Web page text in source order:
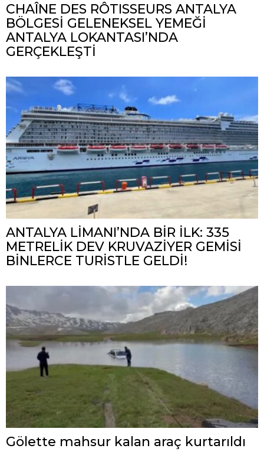
CHAÎNE DES RÔTISSEURS ANTALYA
BÖLGESİ GELENEKSEL YEMEĞİ
ANTALYA LOKANTASI’NDA
GERÇEKLEŞTİ
ANTALYA LİMANI’NDA BİR İLK: 335
METRELİK DEV KRUVAZİYER GEMİSİ
BİNLERCE TURİSTLE GELDİ!
Gölette mahsur kalan araç kurtarıldı